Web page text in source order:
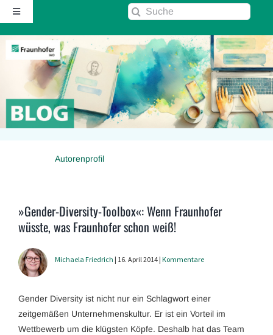
Zum
Inhalt
springen
Toggle
Navigation
Startseite
Über diesen Blog
Kontakt
Kommentarrichtlinie
Suche
Autorenprofil
»Gender-Diversity-Toolbox«: Wenn Fraunhofer
wüsste, was Fraunhofer schon weiß!
Michaela Friedrich | 16. April 2014 | Kommentare
Gender Diversity ist nicht nur ein Schlagwort einer
zeitgemäßen Unternehmenskultur. Er ist ein Vorteil im
Wettbewerb um die klügsten Köpfe. Deshalb hat das Team